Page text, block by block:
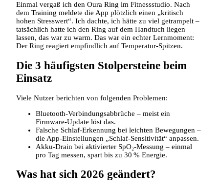
Einmal vergaß ich den Oura Ring im Fitnessstudio. Nach
dem Training meldete die App plötzlich einen „kritisch
hohen Stresswert“. Ich dachte, ich hätte zu viel getrampelt –
tatsächlich hatte ich den Ring auf dem Handtuch liegen
lassen, das war zu warm. Das war ein echter Lernmoment:
Der Ring reagiert empfindlich auf Temperatur‑Spitzen.
Die 3 häufigsten Stolpersteine beim
Einsatz
Viele Nutzer berichten von folgenden Problemen:
Bluetooth‑Verbindungsabbrüche – meist ein
Firmware‑Update löst das.
Falsche Schlaf‑Erkennung bei leichten Bewegungen –
die App‑Einstellungen „Schlaf‑Sensitivität“ anpassen.
Akku‑Drain bei aktivierter SpO₂‑Messung – einmal
pro Tag messen, spart bis zu 30 % Energie.
Was hat sich 2026 geändert?